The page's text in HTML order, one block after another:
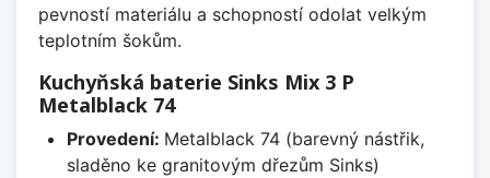
pevností materiálu a schopností odolat velkým
teplotním šokům.
Kuchyňská baterie Sinks Mix 3 P
Metalblack 74
Provedení: Metalblack 74 (barevný nástřik,
sladěno ke granitovým dřezům Sinks)